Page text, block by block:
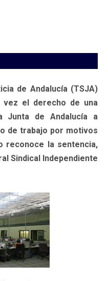
de Andalucía (TSJA)
el derecho de una
Junta de Andalucía a
de trabajo por motivos
reconoce la sentencia,
Sindical Independiente